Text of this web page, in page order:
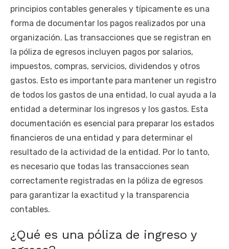
principios contables generales y típicamente es una
forma de documentar los pagos realizados por una
organización. Las transacciones que se registran en
la póliza de egresos incluyen pagos por salarios,
impuestos, compras, servicios, dividendos y otros
gastos. Esto es importante para mantener un registro
de todos los gastos de una entidad, lo cual ayuda a la
entidad a determinar los ingresos y los gastos. Esta
documentación es esencial para preparar los estados
financieros de una entidad y para determinar el
resultado de la actividad de la entidad. Por lo tanto,
es necesario que todas las transacciones sean
correctamente registradas en la póliza de egresos
para garantizar la exactitud y la transparencia
contables.
¿Qué es una póliza de ingreso y